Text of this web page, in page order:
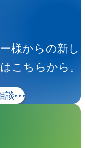
様からの新し
こちらから。
談